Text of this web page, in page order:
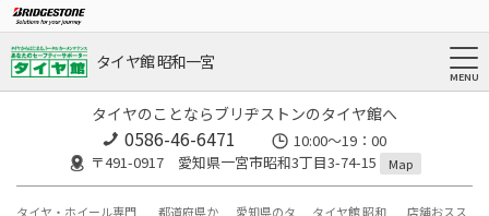
タイヤ館 昭和一宮
タイヤのことならブリヂストンのタイヤ館へ
0586-46-6471
10:00～19：00
〒491-0917 愛知県一宮市昭和3丁目3-74-15
Map
タイヤ・ホイール専門
都道府県か
愛知県のタ
タイヤ館 昭和
店舗おスス